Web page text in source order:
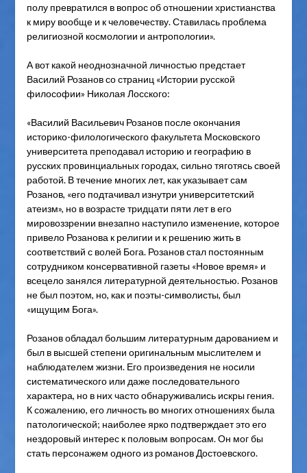
полу превратился в вопрос об отношении христианства
к миру вообще и к человечеству. Ставилась проблема
религиозной космологии и антропологии».
А вот какой неоднозначной личностью предстает
Василий Розанов со страниц «Истории русской
философии» Николая Лосского:
«Василий Васильевич Розанов после окончания
историко-филологического факультета Московского
университета преподавал историю и географию в
русских провинциальных городах, сильно тяготясь своей
работой. В течение многих лет, как указывает сам
Розанов, «его подтачивал изнутри университетский
атеизм», но в возрасте тридцати пяти лет в его
мировоззрении внезапно наступило изменение, которое
привело Розанова к религии и к решению жить в
соответствий с волей Бога. Розанов стал постоянным
сотрудником консервативной газеты «Новое время» и
всецело занялся литературной деятельностью. Розанов
не был поэтом, но, как и поэты-символисты, был
«ищущим Бога».
Розанов обладал большим литературным дарованием и
был в высшей степени оригинальным мыслителем и
наблюдателем жизни. Его произведения не носили
систематического или даже последовательного
характера, но в них часто обнаруживались искры гения.
К сожалению, его личность во многих отношениях была
патологической; наиболее ярко подтверждает это его
нездоровый интерес к половым вопросам. Он мог бы
стать персонажем одного из романов Достоевского.